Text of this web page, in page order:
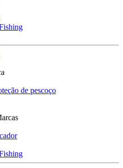
de pescoço